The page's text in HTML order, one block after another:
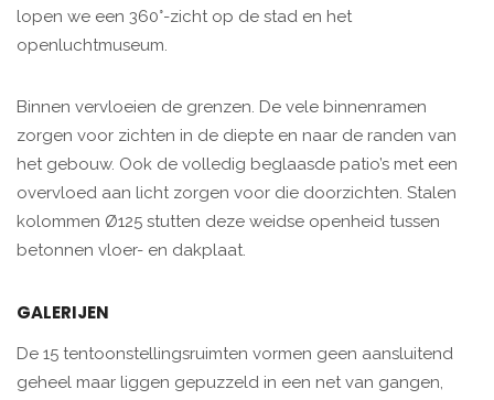
lopen we een 360°-zicht op de stad en het
openluchtmuseum.
Binnen vervloeien de grenzen. De vele binnenramen
zorgen voor zichten in de diepte en naar de randen van
het gebouw. Ook de volledig beglaasde patio’s met een
overvloed aan licht zorgen voor die doorzichten. Stalen
kolommen Ø125 stutten deze weidse openheid tussen
betonnen vloer- en dakplaat.
GALERIJEN
De 15 tentoonstellingsruimten vormen geen aansluitend
geheel maar liggen gepuzzeld in een net van gangen,